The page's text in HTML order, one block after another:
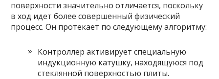
поверхности значительно отличается, поскольку
в ход идет более совершенный физический
процесс. Он протекает по следующему алгоритму:
Контроллер активирует специальную
индукционную катушку, находящуюся под
стеклянной поверхностью плиты.